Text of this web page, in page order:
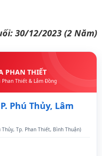
30/12/2023 (2 Năm)
PHAN THIẾT
Thiết & Lâm Đồng
Phú Thủy, Lâm
Thủy, Tp. Phan Thiết, Bình Thuận)